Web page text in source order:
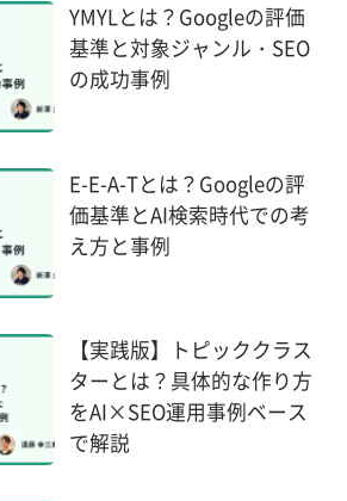
YMYLとは？Googleの評価
基準と対象ジャンル・SEO
の成功事例
E-E-A-Tとは？Googleの評
価基準とAI検索時代での考
え方と事例
【実践版】トピッククラス
ターとは？具体的な作り方
をAI×SEO運用事例ベース
で解説